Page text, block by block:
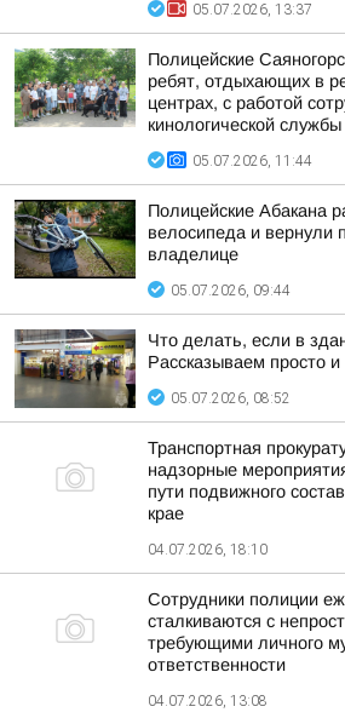
05.07.2026, 13:37
Полицейские
ребят, отдыхающих в
центрах, с работой
кинологической службы
05.07.2026, 11:44
Полицейские Абакана
велосипеда и вернули
владелице
05.07.2026, 09:44
Что делать, если в
Рассказываем просто
05.07.2026, 08:52
Транспортная
надзорные
пути подвижного
крае
04.07.2026, 18:10
Сотрудники полиции
сталкиваются с
требующими личного
ответственности
04.07.2026, 13:08